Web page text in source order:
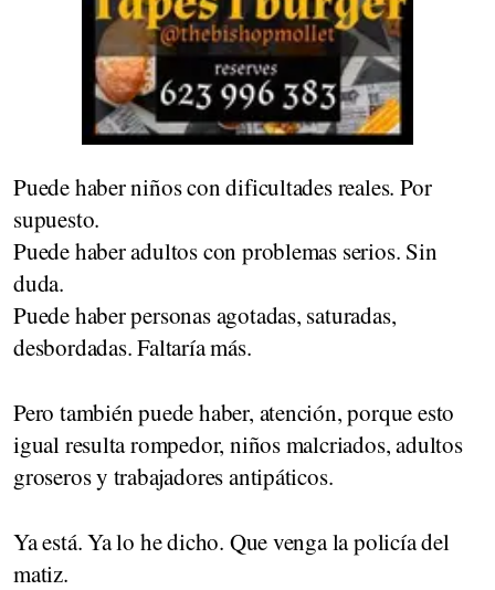
Puede haber niños con dificultades reales. Por
supuesto.
Puede haber adultos con problemas serios. Sin
duda.
Puede haber personas agotadas, saturadas,
desbordadas. Faltaría más.
Pero también puede haber, atención, porque esto
igual resulta rompedor, niños malcriados, adultos
groseros y trabajadores antipáticos.
Ya está. Ya lo he dicho. Que venga la policía del
matiz.